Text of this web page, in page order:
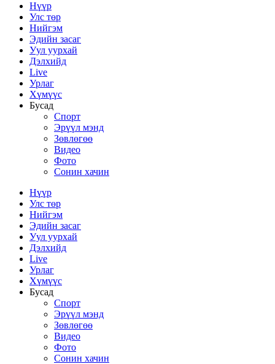
Нүүр
Улс төр
Нийгэм
Эдийн засаг
Уул уурхай
Дэлхийд
Live
Урлаг
Хүмүүс
Бусад
Спорт
Эрүүл мэнд
Зөвлөгөө
Видео
Фото
Сонин хачин
Нүүр
Улс төр
Нийгэм
Эдийн засаг
Уул уурхай
Дэлхийд
Live
Урлаг
Хүмүүс
Бусад
Спорт
Эрүүл мэнд
Зөвлөгөө
Видео
Фото
Сонин хачин